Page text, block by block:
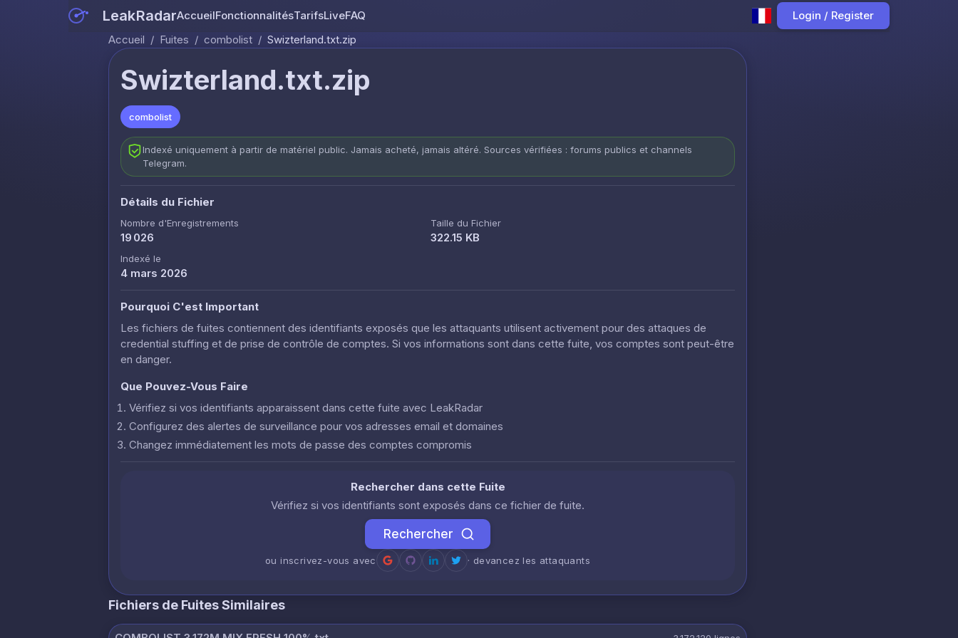
LeakRadarAccueilFonctionnalitésTarifsLiveFAQ
Login / Register
Accueil / Fuites / combolist / Swizterland.txt.zip
Swizterland.txt.zip
combolist
Indexé uniquement à partir de matériel public. Jamais acheté, jamais altéré. Sources vérifiées : forums publics et channels
Telegram.
Détails du Fichier
Nombre d'Enregistrements
19 026
Taille du Fichier
322.15 KB
Indexé le
4 mars 2026
Pourquoi C'est Important
Les fichiers de fuites contiennent des identifiants exposés que les attaquants utilisent activement pour des attaques de
credential stuffing et de prise de contrôle de comptes. Si vos informations sont dans cette fuite, vos comptes sont peut-être
en danger.
Que Pouvez-Vous Faire
Vérifiez si vos identifiants apparaissent dans cette fuite avec LeakRadar
Configurez des alertes de surveillance pour vos adresses email et domaines
Changez immédiatement les mots de passe des comptes compromis
Rechercher dans cette Fuite
Vérifiez si vos identifiants sont exposés dans ce fichier de fuite.
Rechercher
ou inscrivez-vous avec · devancez les attaquants
Fichiers de Fuites Similaires